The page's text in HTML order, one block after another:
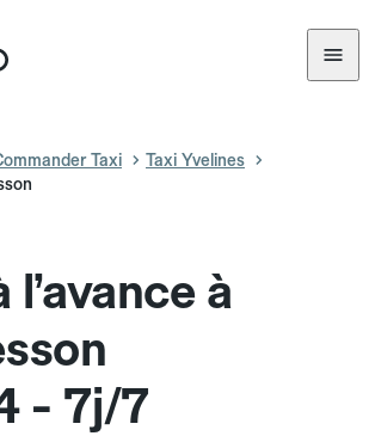
Taxi
Taxi Yvelines
l’avance à
- 7j/7